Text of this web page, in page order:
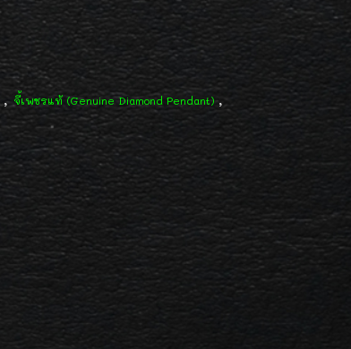
, จี้เพชรแท้ (Genuine Diamond Pendant),